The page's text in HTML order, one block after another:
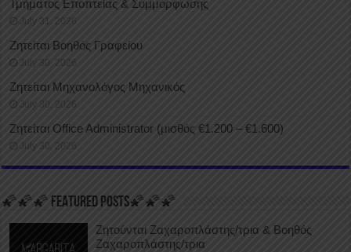
Τμήματος Εποπτείας & Συμμόρφωσης
July 31, 2026
Ζητείται Βοηθός Γραφείου
July 30, 2026
Ζητείται Μηχανολόγος Μηχανικός
July 30, 2026
Ζητείται Office Administrator (μισθός €1.200 – €1.600)
July 30, 2026
🌠🌠🌠 FEATURED POSTS🌠🌠🌠
Ζητούνται Ζαχαροπλάστης/τρια & Βοηθός
Ζαχαροπλάστης/τρια